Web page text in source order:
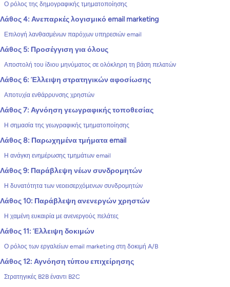
Ο ρόλος της δημογραφικής τμηματοποίησης
Λάθος 4: Ανεπαρκές λογισμικό email marketing
Επιλογή λανθασμένων παρόχων υπηρεσιών email
Λάθος 5: Προσέγγιση για όλους
Αποστολή του ίδιου μηνύματος σε ολόκληρη τη βάση πελατών
Λάθος 6: Έλλειψη στρατηγικών αφοσίωσης
Αποτυχία ενθάρρυνσης χρηστών
Λάθος 7: Αγνόηση γεωγραφικής τοποθεσίας
Η σημασία της γεωγραφικής τμηματοποίησης
Λάθος 8: Παρωχημένα τμήματα email
Η ανάγκη ενημέρωσης τμημάτων email
Λάθος 9: Παράβλεψη νέων συνδρομητών
Η δυνατότητα των νεοεισερχόμενων συνδρομητών
Λάθος 10: Παράβλεψη ανενεργών χρηστών
Η χαμένη ευκαιρία με ανενεργούς πελάτες
Λάθος 11: Έλλειψη δοκιμών
Ο ρόλος των εργαλείων email marketing στη δοκιμή A/B
Λάθος 12: Αγνόηση τύπου επιχείρησης
Στρατηγικές B2B έναντι B2C